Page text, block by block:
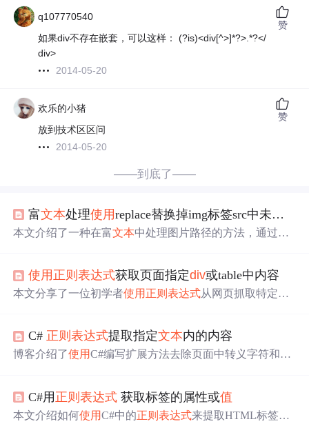
q107770540
如果div不存在嵌套，可以这样： (?is)<div[^>]*?>.*?</
div>
2014-05-20
赞
欢乐的小猪
放到技术区区问
2014-05-20
赞
——到底了——
富文本处理使用replace替换掉img标签src中未加协议及域名的路径
本文介绍了一种在富文本中处理图片路径的方法，通过使
使用 正则表达式获取页面指定div或table中内容
本文分享了一位初学者使用 正则表达式从网页抓取特定数
替换和修改提取到的数据。
C# 正则表达式提取指定文本内的内容
博客介绍了使用C#编写扩展方法去除页面中转义字符和换
否则无法正确匹配，如提取特定文本中[ ]内的
C#用 正则表达式 获取标签的属性或值
本文介绍如何使用C#中的正则表达式来提取HTML标签内